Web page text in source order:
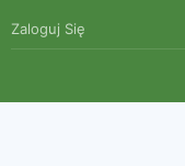
Zaloguj Się